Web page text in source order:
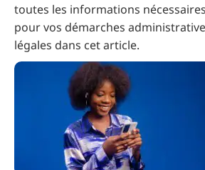
toutes les informations nécessaires
pour vos démarches
légales dans cet article.